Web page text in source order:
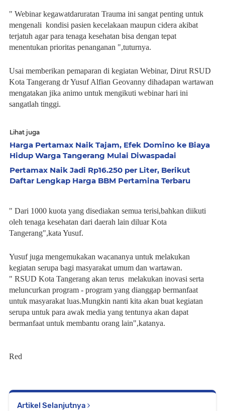
" Webinar kegawatdaruratan Trauma ini sangat penting untuk
mengenali kondisi pasien kecelakaan maupun cidera akibat
terjatuh agar para tenaga kesehatan bisa dengan tepat
menentukan prioritas penanganan ",tuturnya.
Usai memberikan pemaparan di kegiatan Webinar, Dirut RSUD
Kota Tangerang dr Yusuf Alfian Geovanny dihadapan wartawan
mengatakan jika animo untuk mengikuti webinar hari ini
sangatlah tinggi.
Lihat juga
Harga Pertamax Naik Tajam, Efek Domino ke Biaya
Hidup Warga Tangerang Mulai Diwaspadai
Pertamax Naik Jadi Rp16.250 per Liter, Berikut
Daftar Lengkap Harga BBM Pertamina Terbaru
" Dari 1000 kuota yang disediakan semua terisi,bahkan diikuti
oleh tenaga kesehatan dari daerah lain diluar Kota
Tangerang",kata Yusuf.
Yusuf juga mengemukakan wacananya untuk melakukan
kegiatan serupa bagi masyarakat umum dan wartawan.
" RSUD Kota Tangerang akan terus melakukan inovasi serta
meluncurkan program - program yang dianggap bermanfaat
untuk masyarakat luas.Mungkin nanti kita akan buat kegiatan
serupa untuk para awak media yang tentunya akan dapat
bermanfaat untuk membantu orang lain",katanya.
Red
Artikel Selanjutnya